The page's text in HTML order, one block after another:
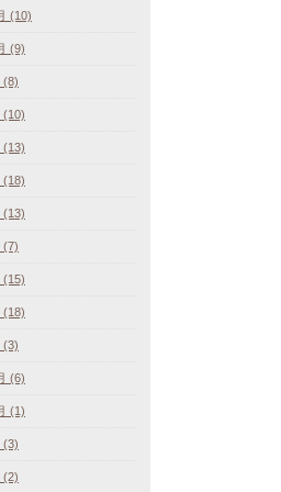
(10)
(9)
(8)
(10)
(13)
(18)
(13)
(7)
(15)
(18)
(3)
(6)
(1)
(3)
(2)